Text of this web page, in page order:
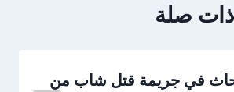
صلة
في جريمة قتل شاب من